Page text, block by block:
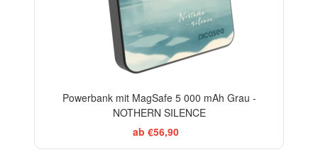
Powerbank mit MagSafe 5 000 mAh Grau -
NOTHERN SILENCE
ab €56,90